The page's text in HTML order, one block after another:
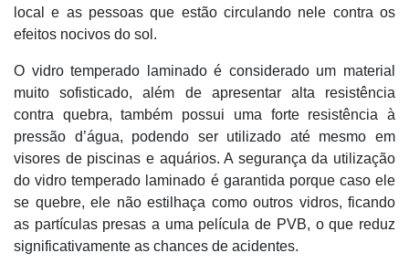
local e as pessoas que estão circulando nele contra os
efeitos nocivos do sol.
O vidro temperado laminado é considerado um material
muito sofisticado, além de apresentar alta resistência
contra quebra, também possui uma forte resistência à
pressão d’água, podendo ser utilizado até mesmo em
visores de piscinas e aquários. A segurança da utilização
do vidro temperado laminado é garantida porque caso ele
se quebre, ele não estilhaça como outros vidros, ficando
as partículas presas a uma película de PVB, o que reduz
significativamente as chances de acidentes.